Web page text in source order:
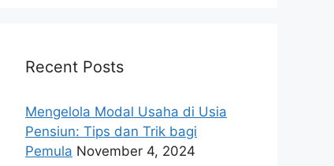
Recent Posts
Mengelola Modal Usaha di Usia
Pensiun: Tips dan Trik bagi
Pemula November 4, 2024